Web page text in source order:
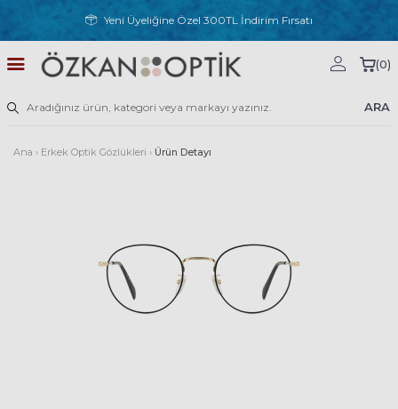
Yeni Üyeliğine Özel 300TL İndirim Fırsatı
ARA
(0)
Ana › Erkek Optik Gözlükleri › Ürün Detayı